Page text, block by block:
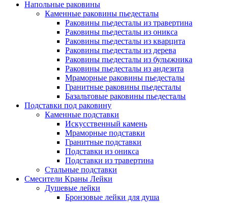
Напольные раковины
Каменные раковины пьедесталы
Раковины пьедесталы из травертина
Раковины пьедесталы из оникса
Раковины пьедесталы из кварцита
Раковины пьедесталы из дерева
Раковины пьедесталы из булыжника
Раковины пьедесталы из андезита
Мраморные раковины пьедесталы
Гранитные раковины пьедесталы
Базальтовые раковины пьедесталы
Подставки под раковину
Каменные подставки
Искусственный камень
Мраморные подставки
Гранитные подставки
Подставки из оникса
Подставки из травертина
Стальные подставки
Смесители Краны Лейки
Душевые лейки
Бронзовые лейки для душа